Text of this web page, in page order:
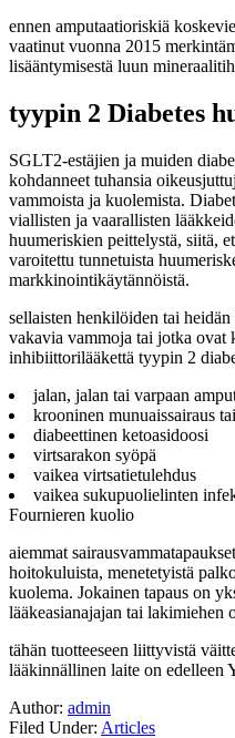
ennen amputaatioriskiä
vaatinut vuonna 2015
lisääntymisestä luun
tyypin 2 Diabetes
SGLT2-estäjien ja muiden
kohdanneet tuhansia
vammoista ja kuolemista.
viallisten ja vaarallisten
huumeriskien peittelystä, siitä,
varoitettu tunnetuista
markkinointikäytännöistä.
sellaisten henkilöiden tai
vakavia vammoja tai jotka ovat
inhibiittorilääkettä tyypin 2
jalan, jalan tai varpaan
krooninen munuaissairaus
diabeettinen ketoasidoosi
virtsarakon syöpä
vaikea virtsatietulehdus
vaikea sukupuolielinten
Fournieren kuolio
aiemmat
hoitokuluista, menetetyistä
kuolema. Jokainen tapaus on
lääkeasianajajan tai lakimiehen
tähän tuotteeseen liittyvistä
lääkinnällinen laite on
Author: admin
Filed Under: Articles